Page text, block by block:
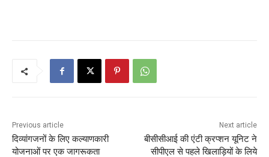
Previous article
दिव्यांगजनों के लिए कल्याणकारी
योजनाओं पर एक जागरूकता
Next article
बीसीसीआई की एंटी क्रप्शन यूनिट ने
सीपीएल से पहले खिलाड़ियों के लिये